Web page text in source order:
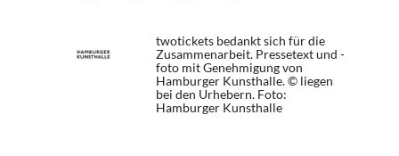
twotickets bedankt sich für die
Zusammenarbeit. Pressetext und -
foto mit Genehmigung von
Hamburger Kunsthalle. © liegen
bei den Urhebern. Foto:
Hamburger Kunsthalle